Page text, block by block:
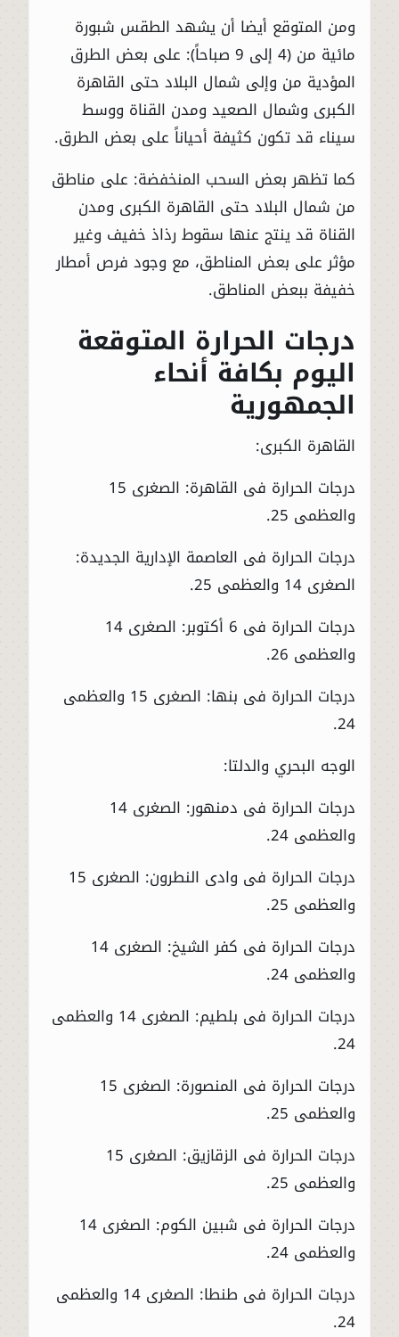
ومن المتوقع أيضا أن يشهد الطقس شبورة
مائية من (4 إلى 9 صباحاً): على بعض الطرق
المؤدية من وإلى شمال البلاد حتى القاهرة
الكبرى وشمال الصعيد ومدن القناة ووسط
سيناء قد تكون كثيفة أحياناً على بعض الطرق.
كما تظهر بعض السحب المنخفضة: على مناطق
من شمال البلاد حتى القاهرة الكبرى ومدن
القناة قد ينتج عنها سقوط رذاذ خفيف وغير
مؤثر على بعض المناطق، مع وجود فرص أمطار
خفيفة ببعض المناطق.
درجات الحرارة المتوقعة
اليوم بكافة أنحاء
الجمهورية
القاهرة الكبرى:
درجات الحرارة فى القاهرة: الصغرى 15
والعظمى 25.
درجات الحرارة فى العاصمة الإدارية الجديدة:
الصغرى 14 والعظمى 25.
درجات الحرارة فى 6 أكتوبر: الصغرى 14
والعظمى 26.
درجات الحرارة فى بنها: الصغرى 15 والعظمى
24.
الوجه البحري والدلتا:
درجات الحرارة فى دمنهور: الصغرى 14
والعظمى 24.
درجات الحرارة فى وادى النطرون: الصغرى 15
والعظمى 25.
درجات الحرارة فى كفر الشيخ: الصغرى 14
والعظمى 24.
درجات الحرارة فى بلطيم: الصغرى 14 والعظمى
24.
درجات الحرارة فى المنصورة: الصغرى 15
والعظمى 25.
درجات الحرارة فى الزقازيق: الصغرى 15
والعظمى 25.
درجات الحرارة فى شبين الكوم: الصغرى 14
والعظمى 24.
درجات الحرارة فى طنطا: الصغرى 14 والعظمى
24.